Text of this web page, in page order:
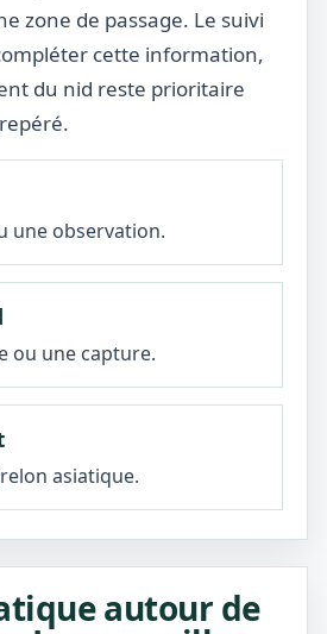
zone de passage. Le suivi
cette information,
du nid reste prioritaire
une observation.
ou une capture.
asiatique.
autour de